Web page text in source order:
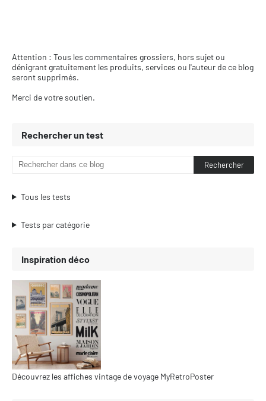
Attention : Tous les commentaires grossiers, hors sujet ou
dénigrant gratuitement les produits, services ou l'auteur de ce blog
seront supprimés.
Merci de votre soutien.
Rechercher un test
Tous les tests
Tests par catégorie
Inspiration déco
Découvrez les affiches vintage de voyage MyRetroPoster